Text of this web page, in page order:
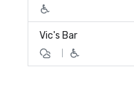
Vic's Bar